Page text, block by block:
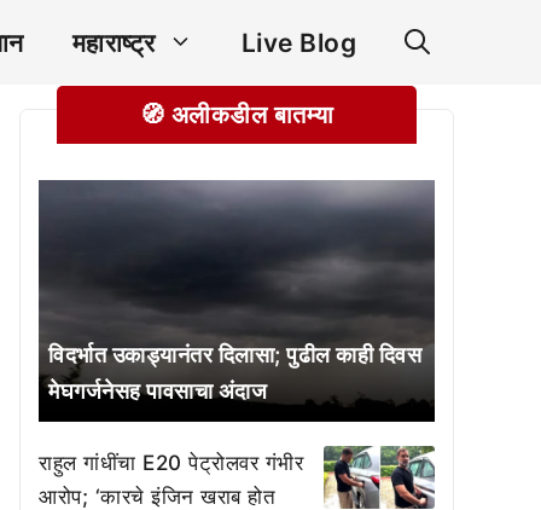
महाराष्ट्र Live Blog
🧭 अलीकडील बातम्या
विदर्भात उकाड्यानंतर दिलासा; पुढील काही दिवस
मेघगर्जनेसह पावसाचा अंदाज
राहुल गांधींचा E20 पेट्रोलवर गंभीर
आरोप; ‘कारचे इंजिन खराब होत